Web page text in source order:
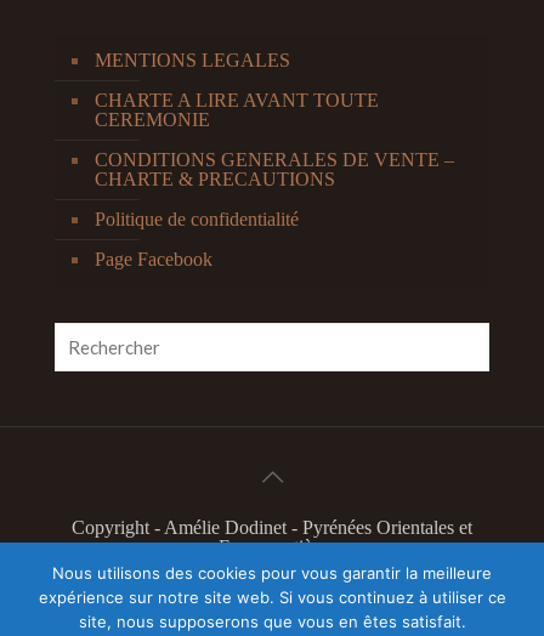
MENTIONS LEGALES
CHARTE A LIRE AVANT TOUTE
CEREMONIE
CONDITIONS GENERALES DE VENTE –
CHARTE & PRECAUTIONS
Politique de confidentialité
Page Facebook
Copyright - Amélie Dodinet - Pyrénées Orientales et
France entière
L'Odyssée Intérieure 2019 - Marque déposée à l'INPI
N°4603304
Illustration slider page accueil Camille Feger - Tous
droits réservés
Nous utilisons des cookies pour vous garantir la meilleure
expérience sur notre site web. Si vous continuez à utiliser ce
site, nous supposerons que vous en êtes satisfait.